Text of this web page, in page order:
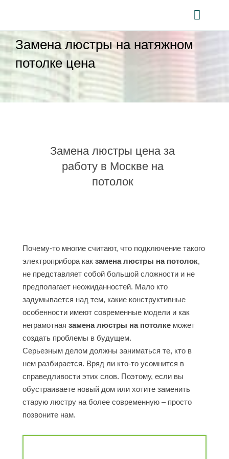
content
Toggle
1-КОМНАТНАЯ
Новостройка
ВИДНОЕ
Замена люстры на натяжном
потолке цена
Замена люстры цена за
работу в Москве на
потолок
Почему-то многие считают, что подключение такого
электроприбора как замена люстры на потолок,
не представляет собой большой сложности и не
предполагает неожиданностей. Мало кто
задумывается над тем, какие конструктивные
особенности имеют современные модели и как
неграмотная замена люстры на потолкеможет
создать проблемы в будущем.
Серьезным делом должны заниматься те, кто в
нем разбирается. Вряд ли кто-то усомнится в
справедливости этих слов. Поэтому, если вы
обустраиваете новый дом или хотите заменить
старую люстру на более современную – просто
позвоните нам.